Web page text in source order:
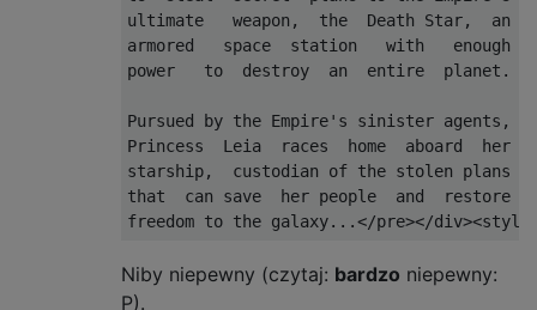
ultimate   weapon,  the  Death Star,  an
armored   space  station   with   enough
power   to  destroy  an  entire  planet.
Pursued by the Empire's sinister agents,
Princess  Leia  races  home  aboard  her
starship,  custodian of the stolen plans
that  can save  her people  and  restore
Niby niepewny (czytaj: bardzo niepewny:
P).